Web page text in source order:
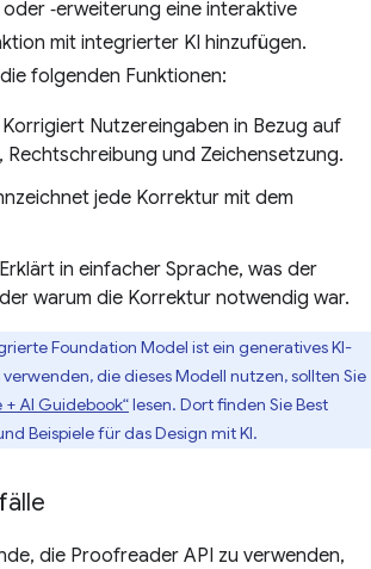
‑erweiterung eine interaktive
mit integrierter KI hinzufügen.
folgenden Funktionen:
Korrigiert Nutzereingaben in Bezug auf
Rechtschreibung und Zeichensetzung.
jede Korrektur mit dem
in einfacher Sprache, was der
warum die Korrektur notwendig war.
Foundation Model ist ein generatives KI-
verwenden, die dieses Modell nutzen, sollten Sie
+ AI Guidebook“lesen. Dort finden Sie Best
Beispiele für das Design mit KI.
die Proofreader API zu verwenden,